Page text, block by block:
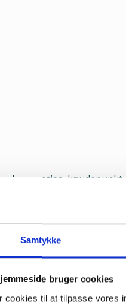
Samtykke
bruger cookies
cookies til at tilpasse vores